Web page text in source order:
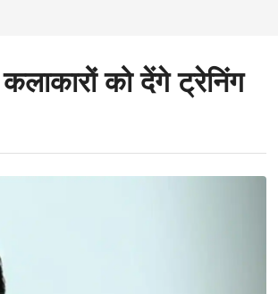
को देंगे ट्रेनिंग